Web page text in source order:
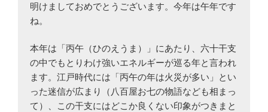
（動
明けましておめでとうございます。今年は午年です
ね。
本年は「丙午（ひのえうま）」にあたり、六十干支
の中でもとりわけ強いエネルギーが巡る年と言われ
ます。江戸時代には「丙午の年は火災が多い」とい
った迷信が広まり（八百屋お七の物語なども相まっ
て）、この干支にはどこか良くない印象がつきまと